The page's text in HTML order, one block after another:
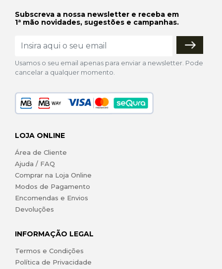
Subscreva a nossa newsletter e receba em
1ª mão novidades, sugestões e campanhas.
Usamos o seu email apenas para enviar a newsletter. Pode
cancelar a qualquer momento.
LOJA ONLINE
Área de Cliente
Ajuda / FAQ
Comprar na Loja Online
Modos de Pagamento
Encomendas e Envios
Devoluções
INFORMAÇÃO LEGAL
Termos e Condições
Política de Privacidade